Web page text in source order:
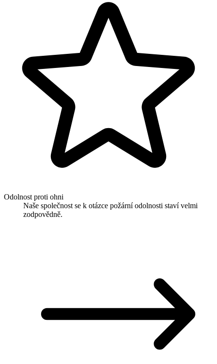
Odolnost proti ohni
Naše společnost se k otázce požární odolnosti staví velmi
zodpovědně.